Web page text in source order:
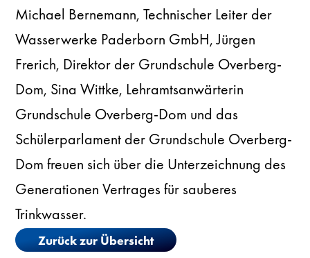
Michael Bernemann, Technischer Leiter der
Wasserwerke Paderborn GmbH, Jürgen
Frerich, Direktor der Grundschule Overberg-
Dom, Sina Wittke, Lehramtsanwärterin
Grundschule Overberg-Dom und das
Schülerparlament der Grundschule Overberg-
Dom freuen sich über die Unterzeichnung des
Generationen Vertrages für sauberes
Trinkwasser.
Zurück zur Übersicht